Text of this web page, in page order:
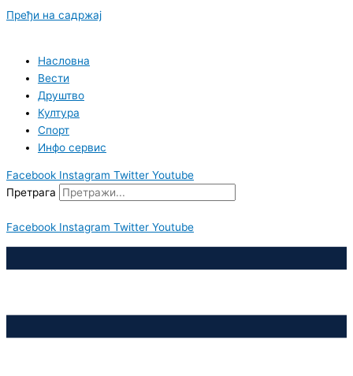
Пређи на садржај
Насловна
Вести
Друштво
Култура
Спорт
Инфо сервис
Facebook Instagram Twitter Youtube
Претрага
Facebook Instagram Twitter Youtube